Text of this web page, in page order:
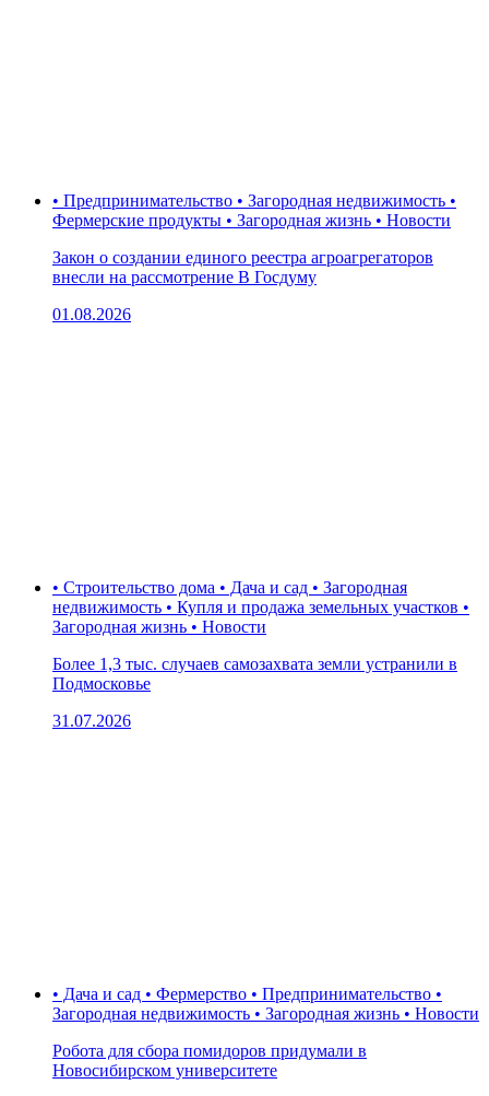
• Предпринимательство • Загородная недвижимость •
Фермерские продукты • Загородная жизнь • Новости
Закон о создании единого реестра агроагрегаторов
внесли на рассмотрение В Госдуму
01.08.2026
• Строительство дома • Дача и сад • Загородная
недвижимость • Купля и продажа земельных участков •
Загородная жизнь • Новости
Более 1,3 тыс. случаев самозахвата земли устранили в
Подмосковье
31.07.2026
• Дача и сад • Фермерство • Предпринимательство •
Загородная недвижимость • Загородная жизнь • Новости
Робота для сбора помидоров придумали в
Новосибирском университете